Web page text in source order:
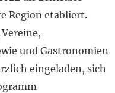
Region etabliert.
und Gastronomien
eingeladen, sich